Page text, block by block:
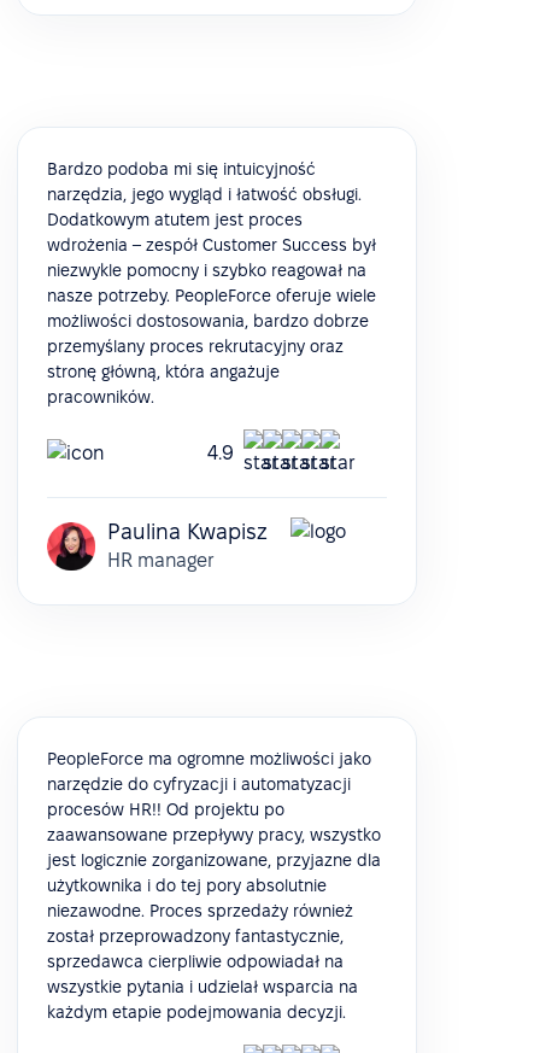
Bardzo podoba mi się intuicyjność
narzędzia, jego wygląd i łatwość obsługi.
Dodatkowym atutem jest proces
wdrożenia – zespół Customer Success był
niezwykle pomocny i szybko reagował na
nasze potrzeby. PeopleForce oferuje wiele
możliwości dostosowania, bardzo dobrze
przemyślany proces rekrutacyjny oraz
stronę główną, która angażuje
pracowników.
4.9
Paulina Kwapisz
HR manager
PeopleForce ma ogromne możliwości jako
narzędzie do cyfryzacji i automatyzacji
procesów HR!! Od projektu po
zaawansowane przepływy pracy, wszystko
jest logicznie zorganizowane, przyjazne dla
użytkownika i do tej pory absolutnie
niezawodne. Proces sprzedaży również
został przeprowadzony fantastycznie,
sprzedawca cierpliwie odpowiadał na
wszystkie pytania i udzielał wsparcia na
każdym etapie podejmowania decyzji.